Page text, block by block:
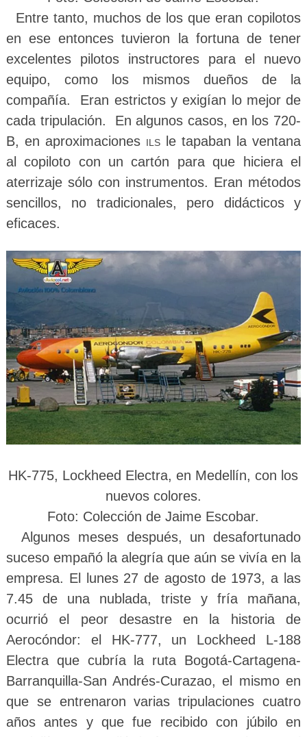
Entre tanto, muchos de los que eran copilotos
en ese entonces tuvieron la fortuna de tener
excelentes pilotos instructores para el nuevo
equipo, como los mismos dueños de la
compañía. Eran estrictos y exigían lo mejor de
cada tripulación. En algunos casos, en los 720-
B, en aproximaciones ils le tapaban la ventana
al copiloto con un cartón para que hiciera el
aterrizaje sólo con instrumentos. Eran métodos
sencillos, no tradicionales, pero didácticos y
eficaces.
HK-775, Lockheed Electra, en Medellín, con los
nuevos colores.
Foto: Colección de Jaime Escobar.
Algunos meses después, un desafortunado
suceso empañó la alegría que aún se vivía en la
empresa. El lunes 27 de agosto de 1973, a las
7.45 de una nublada, triste y fría mañana,
ocurrió el peor desastre en la historia de
Aerocóndor: el HK-777, un Lockheed L-188
Electra que cubría la ruta Bogotá-Cartagena-
Barranquilla-San Andrés-Curazao, el mismo en
que se entrenaron varias tripulaciones cuatro
años antes y que fue recibido con júbilo en